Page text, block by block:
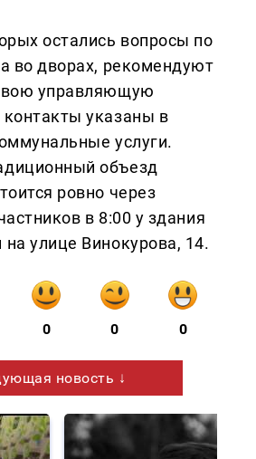
остались вопросы по
во дворах, рекомендуют
управляющую
указаны в
услуги.
объезд
ровно через
в 8:00 у здания
улице Винокурова, 14.
0 0 0
новость ↓